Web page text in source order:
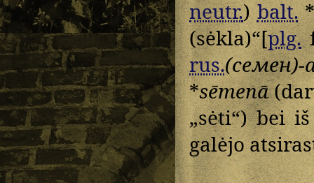
neutr.)balt.
(sėkla)“[plg.
rus.(семен)-
*sēmenā
„sėti“) bei
galėjo